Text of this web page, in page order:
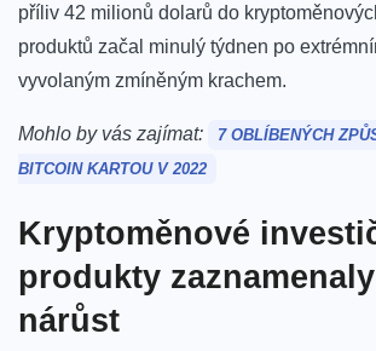
příliv 42 milionů dolarů do
produktů začal minulý týdnen po
vyvolaným zmíněným krachem.
Mohlo by vás zajímat:
7 OBLÍBENÝCH
BITCOIN KARTOU V 2022
Kryptoměnové
produkty
nárůst